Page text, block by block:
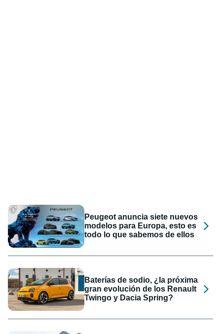
Peugeot anuncia siete nuevos
modelos para Europa, esto es
todo lo que sabemos de ellos
Baterías de sodio, ¿la próxima
gran evolución de los Renault
Twingo y Dacia Spring?